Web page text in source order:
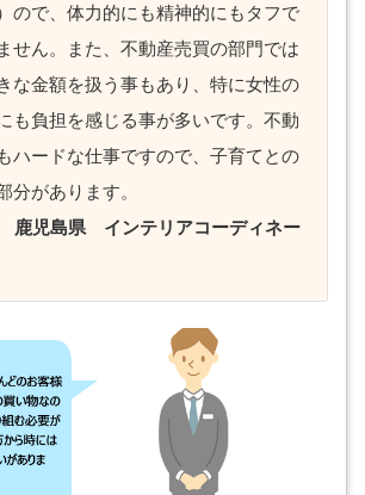
ので、体力的にも精神的にもタフで
せん。また、不動産売買の部門では
な金額を扱う事もあり、特に女性の
も負担を感じる事が多いです。不動
ハードな仕事ですので、子育てとの
分があります。
鹿児島県 インテリアコーディネー